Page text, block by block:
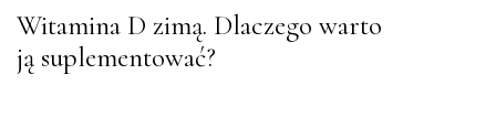
Witamina D zimą. Dlaczego warto
ją suplementować?